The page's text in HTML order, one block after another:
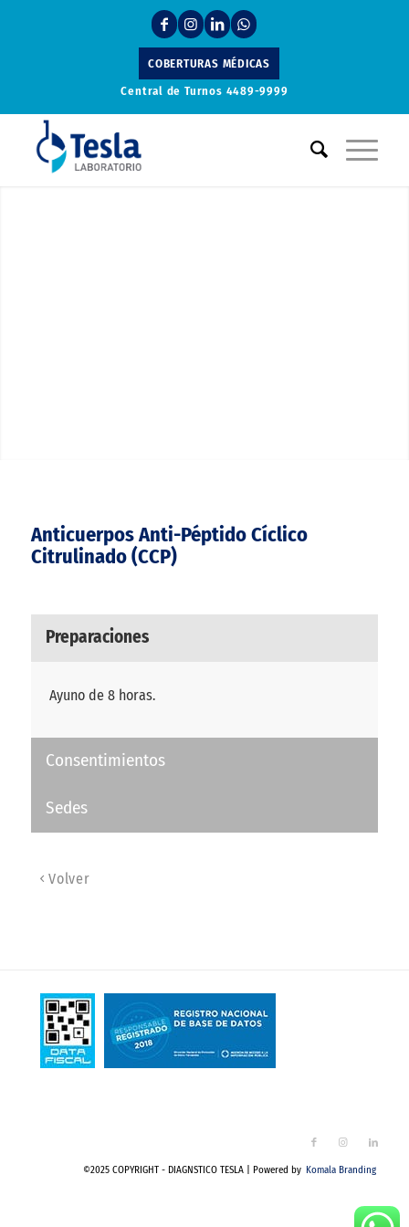
COBERTURAS MÉDICAS
Central de Turnos 4489-9999
Anticuerpos Anti-Péptido Cíclico
Citrulinado (CCP)
Preparaciones
Ayuno de 8 horas.
Consentimientos
Sedes
Volver
©2025 COPYRIGHT - DIAGNSTICO TESLA | Powered by Komala Branding